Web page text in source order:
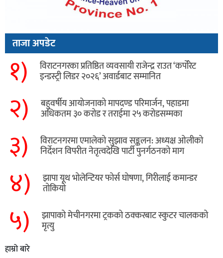
ताजा अपडेट
१) विराटनगरका प्रतिष्ठित व्यवसायी राजेन्द्र राउत ‘कर्पोरेट
इन्डस्ट्री लिडर २०२६’ अवार्डबाट सम्मानित
२) बहुवर्षीय आयोजनाको मापदण्ड परिमार्जन, पहाडमा
अधिकतम ३० करोड र तराईमा २५ करोडसम्मका
३) विराटनगरमा एमालेको सुझाव सङ्कलन: अध्यक्ष ओलीको
निर्देशन विपरीत नेतृत्वदेखि पार्टी पुनर्गठनको माग
४) झापा यूथ भोलेन्टियर फोर्स घोषणा, गिरीलाई कमान्डर
तोकियो
५) ​झापाको मेचीनगरमा ट्रकको ठक्करबाट स्कुटर चालकको
मृत्यु
हाम्रो बारे